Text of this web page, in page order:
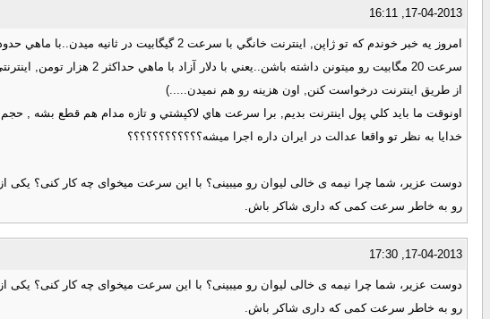
17-04-2013, 16:11
سرعت 20 مگابيت رو ميتونن
از طريق اينترنت درخواست كنن, اون هزينه رو هم نميدن.....)
اونوقت ما بايد كلي پول اينترنت بديم, برا سرعت هاي لاكپشتي و تازه مدام هم قطع بشه ,
خدايا به نظر تو واقعا عدالت در ايران داره اجرا ميشه؟؟؟؟؟؟؟؟؟؟؟؟
دوست عزیر، شما چرا نیمه ی خالی لیوان رو میبینی؟ با این سرعت میخوای چه کار کنی؟ یکی
رو به خاطر سرعت کمی که داری شاکر باش.
17-04-2013, 17:30
دوست عزیر، شما چرا نیمه ی خالی لیوان رو میبینی؟ با این سرعت میخوای چه کار کنی؟ یکی
رو به خاطر سرعت کمی که داری شاکر باش.